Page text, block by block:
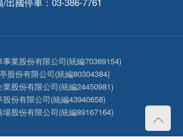
事業股份有限公司(統編70369154)
股份有限公司(統編80304384)
業股份有限公司(統編24450981)
股份有限公司(統編43940658)
場股份有限公司(統編89167164)